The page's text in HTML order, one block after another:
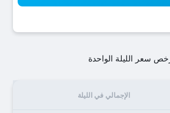
سعر الليلة الواحدة
الإجمالي في الليلة